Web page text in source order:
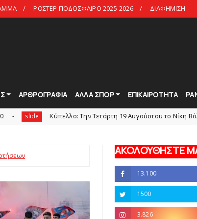
ΡΟΣΤΕΡ ΠΟΔΟΣΦΑΙΡΟ 2025-2026 ΔΙΑΦΗΜΙΣΗ
ΑΡΘΡΟΓΡΑΦΙΑ ΑΛΛΑ ΣΠΟΡ ΕΠΙΚΑΙΡΟΤΗΤΑ
Κύπελλο: Την Τετάρτη 19 Αυγούστου το Νίκη Βόλου -
ΑΚΟΛΟΥΘΗΣΤΕ
13.100
1500
3.826